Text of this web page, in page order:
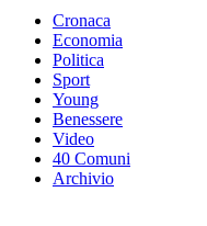
Cronaca
Economia
Politica
Sport
Young
Benessere
Video
40 Comuni
Archivio